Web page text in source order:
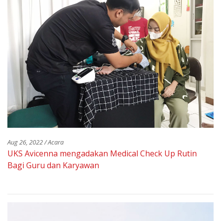
Aug 26, 2022 / Acara
UKS Avicenna mengadakan Medical Check Up Rutin
Bagi Guru dan Karyawan